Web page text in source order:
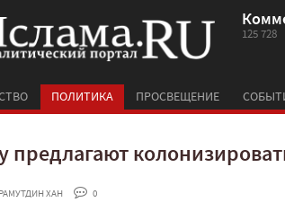
125 728
ПОЛИТИКА ПРОСВЕЩЕНИЕ
предлагают
ХАН 0